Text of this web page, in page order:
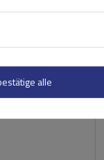
alle